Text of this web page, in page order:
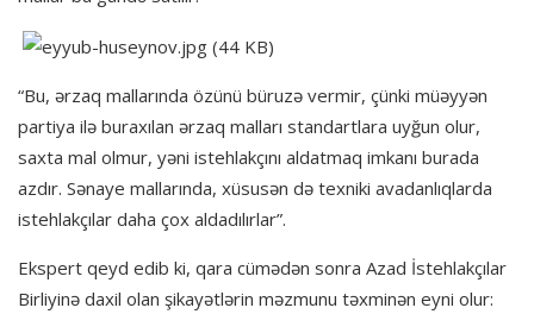
“Bu, ərzaq mallarında özünü büruzə vermir, çünki müəyyən
partiya ilə buraxılan ərzaq malları standartlara uyğun olur,
saxta mal olmur, yəni istehlakçını aldatmaq imkanı burada
azdır. Sənaye mallarında, xüsusən də texniki avadanlıqlarda
istehlakçılar daha çox aldadılırlar”.
Ekspert qeyd edib ki, qara cümədən sonra Azad İstehlakçılar
Birliyinə daxil olan şikayətlərin məzmunu təxminən eyni olur: